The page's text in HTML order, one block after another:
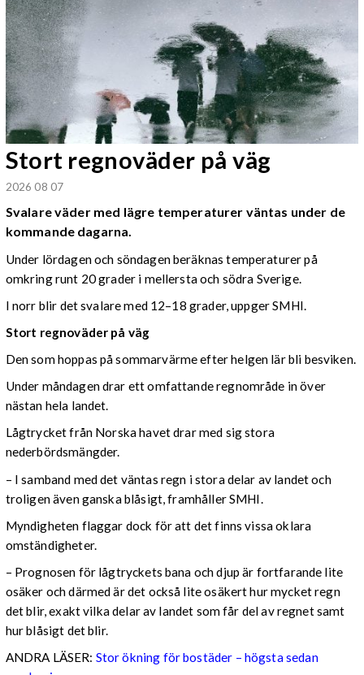
Stort regnoväder på väg
2026 08 07
Svalare väder med lägre temperaturer väntas under de
kommande dagarna.
Under lördagen och söndagen beräknas temperaturer på
omkring runt 20 grader i mellersta och södra Sverige.
I norr blir det svalare med 12–18 grader, uppger SMHI.
Stort regnoväder på väg
Den som hoppas på sommarvärme efter helgen lär bli besviken.
Under måndagen drar ett omfattande regnområde in över
nästan hela landet.
Lågtrycket från Norska havet drar med sig stora
nederbördsmängder.
– I samband med det väntas regn i stora delar av landet och
troligen även ganska blåsigt, framhåller SMHI.
Myndigheten flaggar dock för att det finns vissa oklara
omständigheter.
– Prognosen för lågtryckets bana och djup är fortfarande lite
osäker och därmed är det också lite osäkert hur mycket regn
det blir, exakt vilka delar av landet som får del av regnet samt
hur blåsigt det blir.
ANDRA LÄSER: Stor ökning för bostäder – högsta sedan